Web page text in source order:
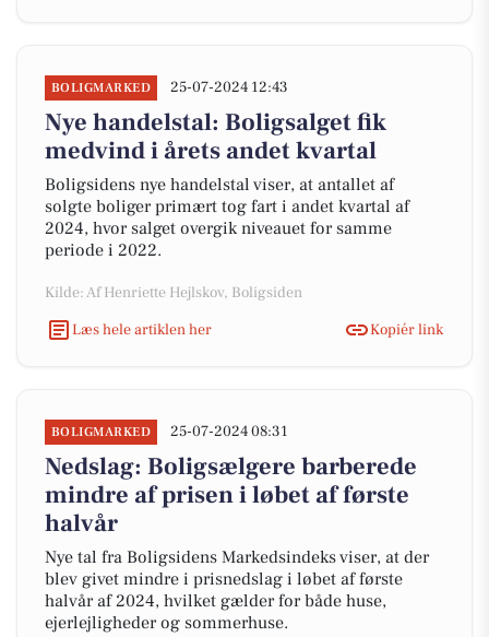
BOLIGMARKED 25-07-2024 12:43
Nye handelstal: Boligsalget fik
medvind i årets andet kvartal
Boligsidens nye handelstal viser, at antallet af
solgte boliger primært tog fart i andet kvartal af
2024, hvor salget overgik niveauet for samme
periode i 2022.
Kilde: Af Henriette Hejlskov, Boligsiden
Læs hele artiklen her
Kopiér link
BOLIGMARKED 25-07-2024 08:31
Nedslag: Boligsælgere barberede
mindre af prisen i løbet af første
halvår
Nye tal fra Boligsidens Markedsindeks viser, at der
blev givet mindre i prisnedslag i løbet af første
halvår af 2024, hvilket gælder for både huse,
ejerlejligheder og sommerhuse.